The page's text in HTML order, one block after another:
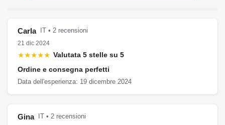
Carla
IT • 2 recensioni
21 dic 2024
★★★★★ Valutata 5 stelle su 5
Ordine e consegna perfetti
Data dell'esperienza: 19 dicembre 2024
Gina
IT • 2 recensioni